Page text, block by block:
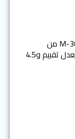
جاءت في المرتبة الأولى ساعة M-3006-20 من
MEGIR ميجر، بتقييم 286 مستخدمًا، ومعدل تقييم و4.5